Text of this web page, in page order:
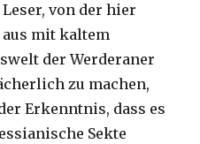
von der hier
mit kaltem
der Werderaner
zu machen,
Erkenntnis, dass es
Sekte